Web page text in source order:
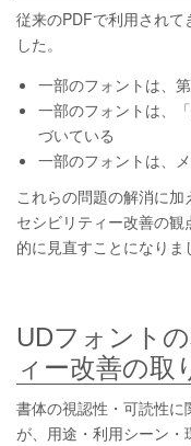
従来のPDFで利用されて
した。
一部のフォントは、
一部のフォントは、
づいている
一部のフォントは、
これらの問題の解消に
セシビリティー改善の
的に見直すことになりま
UDフォント
ィー改善の取
書体の視認性・可読性
が、用途・利用シーン